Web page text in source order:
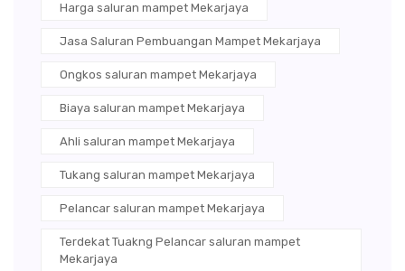
Harga saluran mampet Mekarjaya
Jasa Saluran Pembuangan Mampet Mekarjaya
Ongkos saluran mampet Mekarjaya
Biaya saluran mampet Mekarjaya
Ahli saluran mampet Mekarjaya
Tukang saluran mampet Mekarjaya
Pelancar saluran mampet Mekarjaya
Terdekat Tuakng Pelancar saluran mampet
Mekarjaya